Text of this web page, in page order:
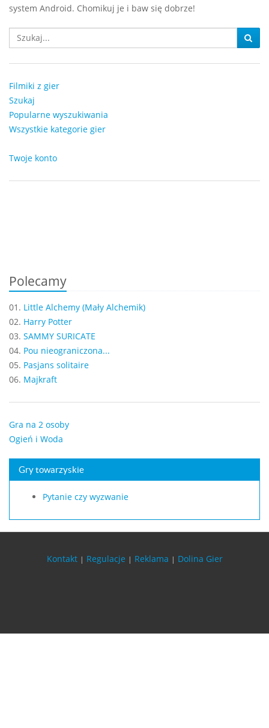
system Android. Chomikuj je i baw się dobrze!
Filmiki z gier
Szukaj
Popularne wyszukiwania
Wszystkie kategorie gier
Twoje konto
Polecamy
01. Little Alchemy (Mały Alchemik)
02. Harry Potter
03. SAMMY SURICATE
04. Pou nieograniczona...
05. Pasjans solitaire
06. Majkraft
Gra na 2 osoby
Ogień i Woda
Gry towarzyskie
Pytanie czy wyzwanie
Kontakt | Regulacje | Reklama | Dolina Gier